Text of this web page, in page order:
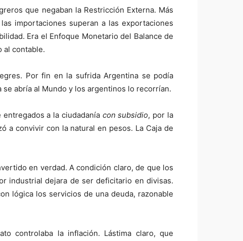
que negaban la Restricción Externa. Más
importaciones superan a las exportaciones
Era el Enfoque Monetario del Balance de
al contable.
Por fin en la sufrida Argentina se podía
abría al Mundo y los argentinos lo recorrían.
a la ciudadanía con subsidio, por la
a convivir con la natural en pesos. La Caja de
en verdad. A condición claro, de que los
industrial dejara de ser deficitario en divisas.
lógica los servicios de una deuda, razonable
controlaba la inflación. Lástima claro, que